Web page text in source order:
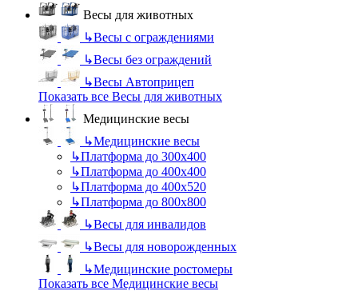
Весы для животных
↳Весы с ограждениями
↳Весы без ограждений
↳Весы Автоприцеп
Показать все Весы для животных
Медицинские весы
↳Медицинские весы
↳Платформа до 300х400
↳Платформа до 400х400
↳Платформа до 400х520
↳Платформа до 800х800
↳Весы для инвалидов
↳Весы для новорожденных
↳Медицинские ростомеры
Показать все Медицинские весы